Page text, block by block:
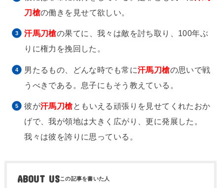
刀槍の働きを見せて欲しい。
汗馬刀槍の果てに、我々は敵を討ち取り、100年ぶ
りに権力を挽回した。
男たるもの、どんな時でも常に汗馬刀槍の思いで戦
うべきである。息子にもそう教えている。
彼が汗馬刀槍ともいえる頑張りを見せてくれたおか
げで、我が領地は大きく広がり、更に発展した。
我々は彼を誇りに思っている。
ABOUT US